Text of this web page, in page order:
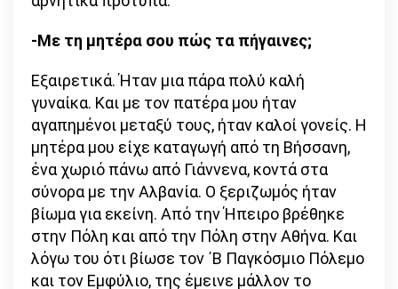
-Με τη μητέρα σου πώς τα πήγαινες;
Εξαιρετικά. Ήταν μια πάρα πολύ καλή
γυναίκα. Και με τον πατέρα μου ήταν
αγαπημένοι μεταξύ τους, ήταν καλοί γονείς. Η
μητέρα μου είχε καταγωγή από τη Βήσσανη,
ένα χωριό πάνω από Γιάννενα, κοντά στα
σύνορα με την Αλβανία. Ο ξεριζωμός ήταν
βίωμα για εκείνη. Από την Ήπειρο βρέθηκε
στην Πόλη και από την Πόλη στην Αθήνα. Και
λόγω του ότι βίωσε τον ΄Β Παγκόσμιο Πόλεμο
και τον Εμφύλιο, της έμεινε μάλλον το